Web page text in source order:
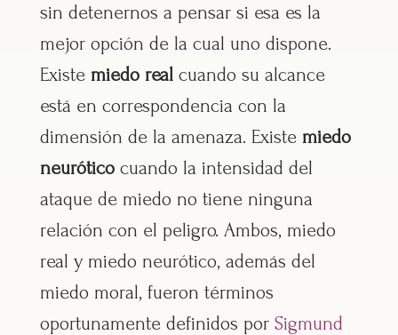
sin detenernos a pensar si esa es la
mejor opción de la cual uno dispone.
Existe miedo realcuando su alcance
está en correspondencia con la
dimensión de la amenaza. Existe miedo
neuróticocuando la intensidad del
ataque de miedo no tiene ninguna
relación con el peligro. Ambos, miedo
real y miedo neurótico, además del
miedo moral, fueron términos
oportunamente definidos por Sigmund